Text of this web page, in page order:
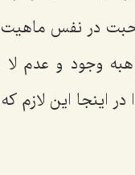
در نفس
وجود و عدم لا
در اینجا این